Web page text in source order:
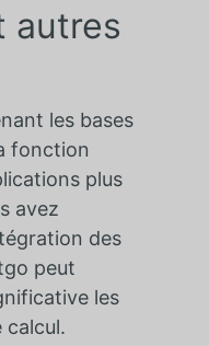
autres
les bases
fonction
plus
avez
des
peut
les
calcul.